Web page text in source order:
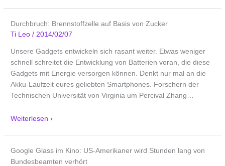
Durchbruch: Brennstoffzelle auf Basis von Zucker
Ti Leo/2014/02/07
Unsere Gadgets entwickeln sich rasant weiter. Etwas weniger
schnell schreitet die Entwicklung von Batterien voran, die diese
Gadgets mit Energie versorgen können. Denkt nur mal an die
Akku-Laufzeit eures geliebten Smartphones. Forschern der
Technischen Universität von Virginia um Percival Zhang …
Weiterlesen ›
Google Glass im Kino: US-Amerikaner wird Stunden lang von
Bundesbeamten verhört